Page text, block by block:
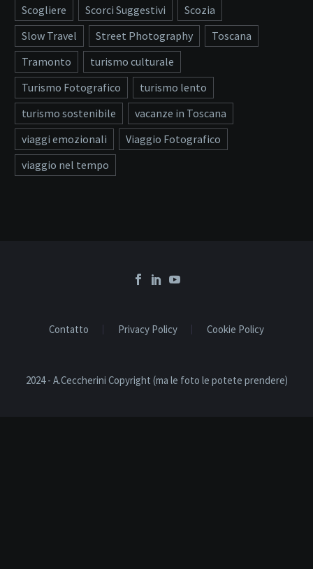
Scogliere
Scorci Suggestivi
Scozia
Slow Travel
Street Photography
Toscana
Tramonto
turismo culturale
Turismo Fotografico
turismo lento
turismo sostenibile
vacanze in Toscana
viaggi emozionali
Viaggio Fotografico
viaggio nel tempo
Contatto Privacy Policy Cookie Policy
2024 - A.Ceccherini Copyright (ma le foto le potete prendere)